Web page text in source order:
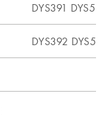
DYS391 DYS533
DYS392